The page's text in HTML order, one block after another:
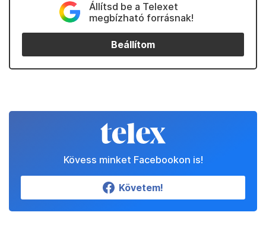
Állítsd be a Telexet
megbízható forrásnak!
Beállítom
Kövess minket Facebookon is!
Követem!